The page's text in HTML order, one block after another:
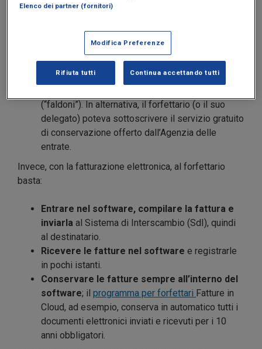
abbinati univocamente alla partita IVA tramite il
delle entrate.
Qualsiasi fosse il metodo di ricezione, il
forfettario aveva comunquel’obbligo di produrre
una copia cartacea della fattura(tramite le
(“faldoni”). In alternativa, il forfettario (o il suo
delegato) poteva sottoscrivere il servizio gratuito
di conservazione offerto dall’Agenzia delle
entrate.
Invece, con la fatturazione elettronica, al forfettario
basta:
Entrare nel software, compilare la fattura e
inviarla al Sistema di Interscambio (SdI), quindi
al destinatario.
Ricevere le fatture nel software e registrarle
in pochi istanti.
Conservare le fatture sempre all’interno del
software; il programma per forfettari Fatture in
Cloud, ad esempio, conserva in automatico tutti i
documenti elettronici inviati e ricevuti per i 10
anni obbligatori.
Elenco dei partner (fornitori)
Modifica Preferenze
Rifiuta tutti Continua accettando tutti